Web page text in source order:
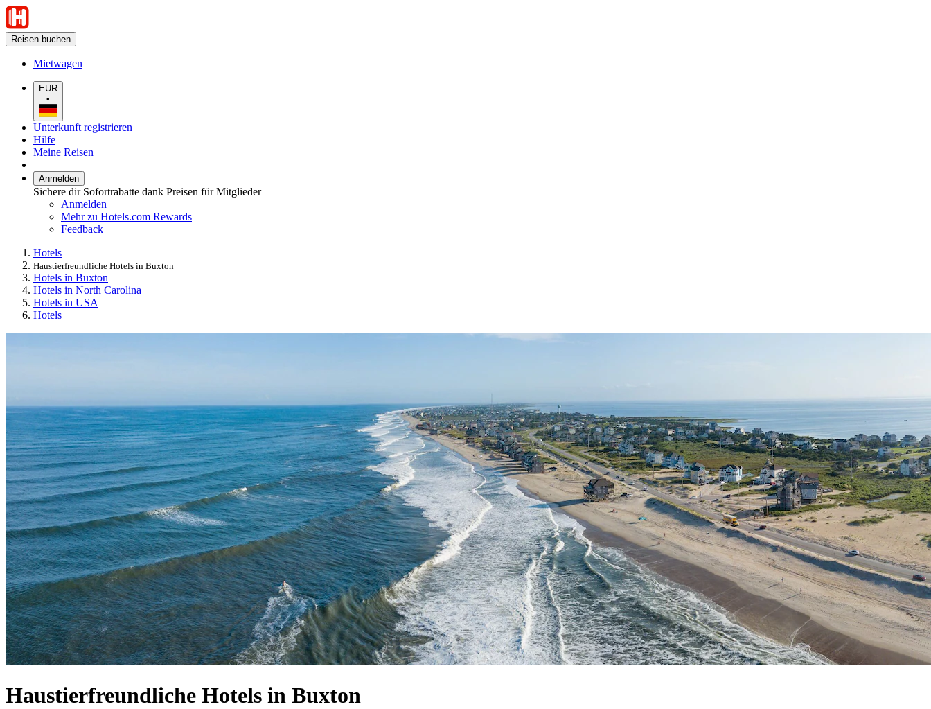
Reisen buchen
Mietwagen
EUR
•
Unterkunft registrieren
Hilfe
Meine Reisen
Anmelden
Sichere dir Sofortrabatte dank Preisen für Mitglieder
Anmelden
Mehr zu Hotels.com Rewards
Feedback
Hotels
Haustierfreundliche Hotels in Buxton
Hotels in Buxton
Hotels in North Carolina
Hotels in USA
Hotels
Haustierfreundliche Hotels in Buxton